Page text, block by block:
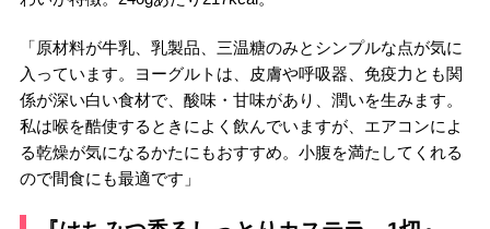
「原材料が牛乳、乳製品、三温糖のみとシンプルな点が気に
入っています。ヨーグルトは、皮膚や呼吸器、免疫力とも関
係が深い白い食材で、酸味・甘味があり、潤いを生みます。
私は喉を酷使するときによく飲んでいますが、エアコンによ
る乾燥が気になるかたにもおすすめ。小腹を満たしてくれる
ので間食にも最適です」